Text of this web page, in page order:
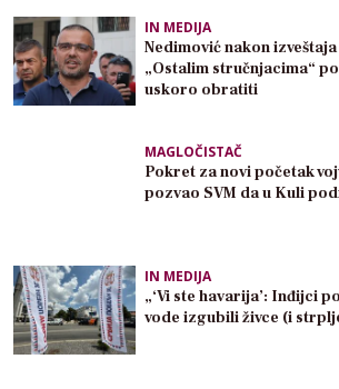
IN MEDIJA
Nedimović nakon
„Ostalim stručnjacima“
uskoro obratiti
MAGLOČISTAČ
Pokret za novi početak
pozvao SVM da u Kuli
IN MEDIJA
„‘Vi ste havarija’: Inđijci
vode izgubili živce (i